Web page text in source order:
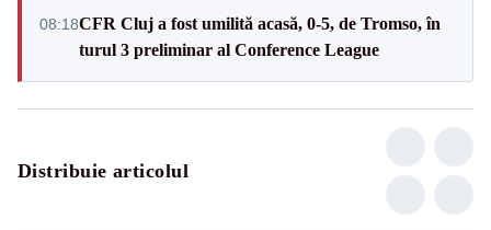
08:18CFR Cluj a fost umilită acasă, 0-5, de Tromso, în
turul 3 preliminar al Conference League
Distribuie articolul